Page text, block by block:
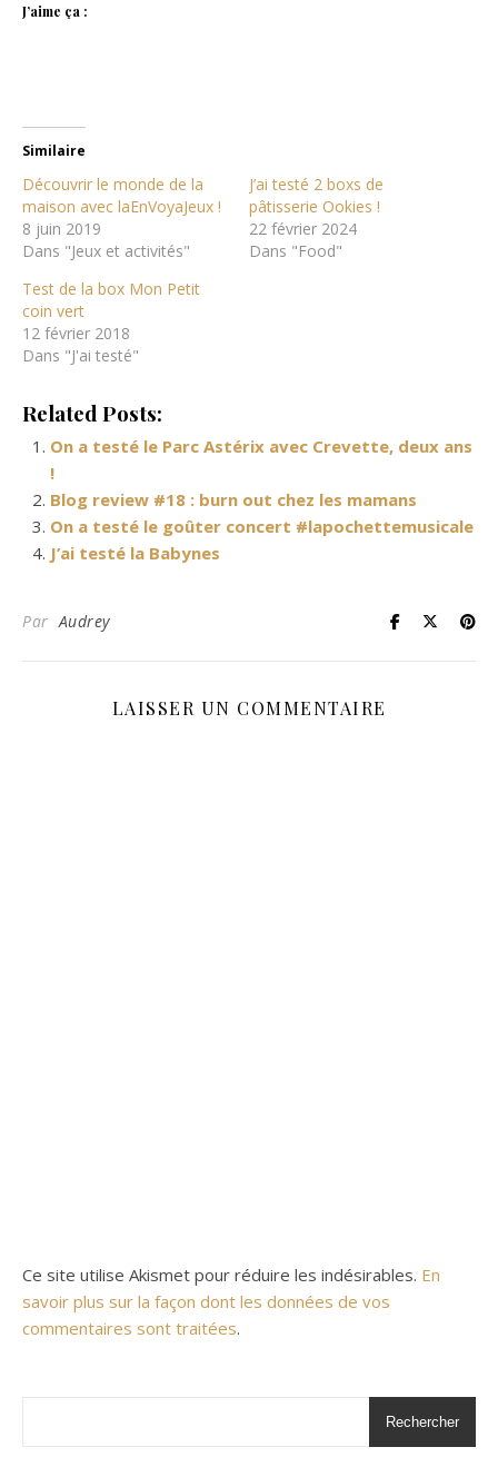
J’aime ça :
Similaire
Découvrir le monde de la
maison avec laEnVoyaJeux !
8 juin 2019
Dans "Jeux et activités"
J’ai testé 2 boxs de
pâtisserie Ookies !
22 février 2024
Dans "Food"
Test de la box Mon Petit
coin vert
12 février 2018
Dans "J'ai testé"
Related Posts:
On a testé le Parc Astérix avec Crevette, deux ans
!
Blog review #18 : burn out chez les mamans
On a testé le goûter concert #lapochettemusicale
J’ai testé la Babynes
Par Audrey
LAISSER UN COMMENTAIRE
Ce site utilise Akismet pour réduire les indésirables. En
savoir plus sur la façon dont les données de vos
commentaires sont traitées.
Rechercher